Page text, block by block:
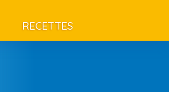
RECETTES